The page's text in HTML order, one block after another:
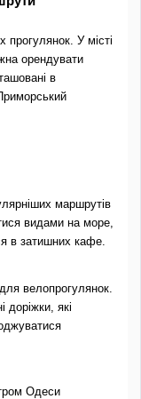
У місті
орендувати
в
маршрутів
видами на море,
в затишних кафе.
велопрогулянок.
доріжки, які
Одеси